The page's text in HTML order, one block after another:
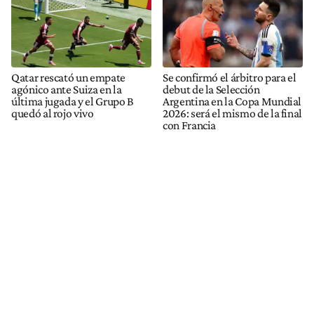
Qatar rescató un empate
agónico ante Suiza en la
última jugada y el Grupo B
quedó al rojo vivo
Se confirmó el árbitro para el
debut de la Selección
Argentina en la Copa Mundial
2026: será el mismo de la final
con Francia